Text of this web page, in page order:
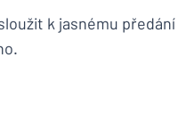
k jasnému předání